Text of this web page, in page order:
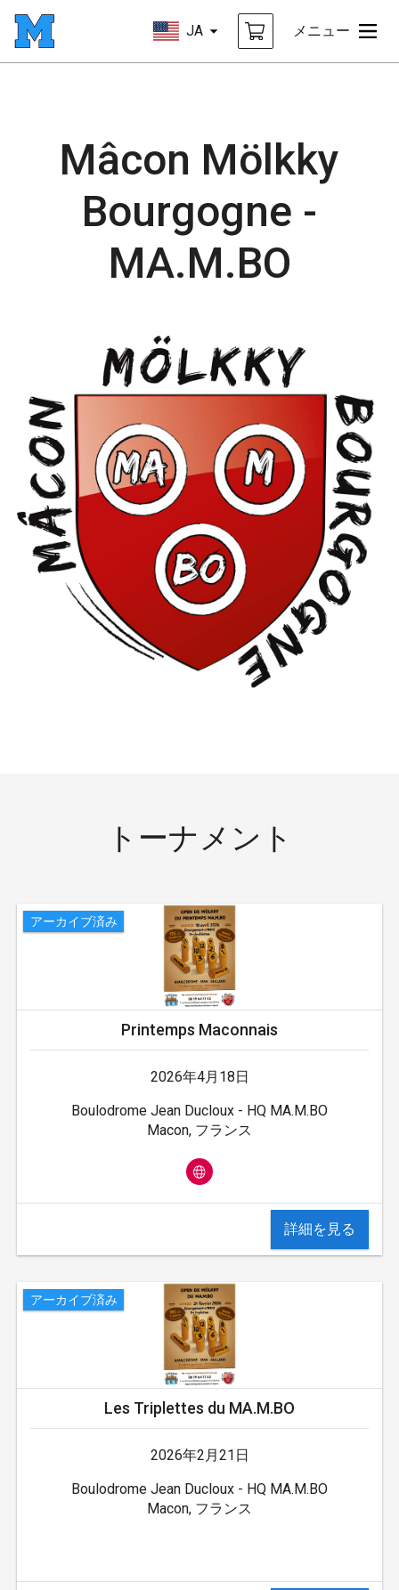
JA メニュー
Mâcon Mölkky
Bourgogne -
MA.M.BO
トーナメント
アーカイブ済み
Printemps Maconnais
2026年4月18日
Boulodrome Jean Ducloux - HQ MA.M.BO
Macon, フランス
詳細を見る
アーカイブ済み
Les Triplettes du MA.M.BO
2026年2月21日
Boulodrome Jean Ducloux - HQ MA.M.BO
Macon, フランス